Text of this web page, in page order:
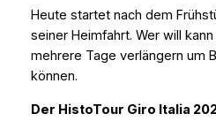
Heute startet nach dem
seiner Heimfahrt. Wer will
mehrere Tage verlängern um
können.
Der HistoTour Giro Italia